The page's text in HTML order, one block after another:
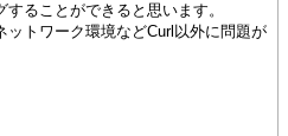
ることができると思います。
ットワーク環境などCurl以外に問題が